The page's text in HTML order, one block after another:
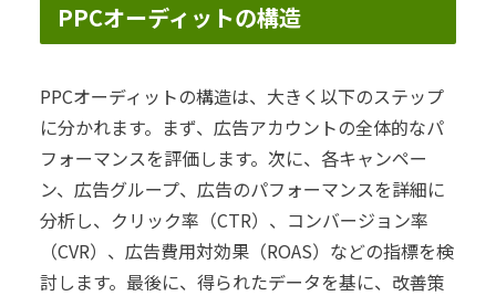
PPCオーディットの構造
PPCオーディットの構造は、大きく以下のステップ
に分かれます。まず、広告アカウントの全体的なパ
フォーマンスを評価します。次に、各キャンペー
ン、広告グループ、広告のパフォーマンスを詳細に
分析し、クリック率（CTR）、コンバージョン率
（CVR）、広告費用対効果（ROAS）などの指標を検
討します。最後に、得られたデータを基に、改善策